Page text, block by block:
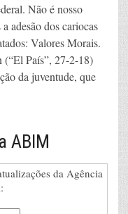
Não é nosso
adesão dos cariocas
Valores Morais.
(“El País”, 27-2-18)
da juventude, que
ABIM
da Agência